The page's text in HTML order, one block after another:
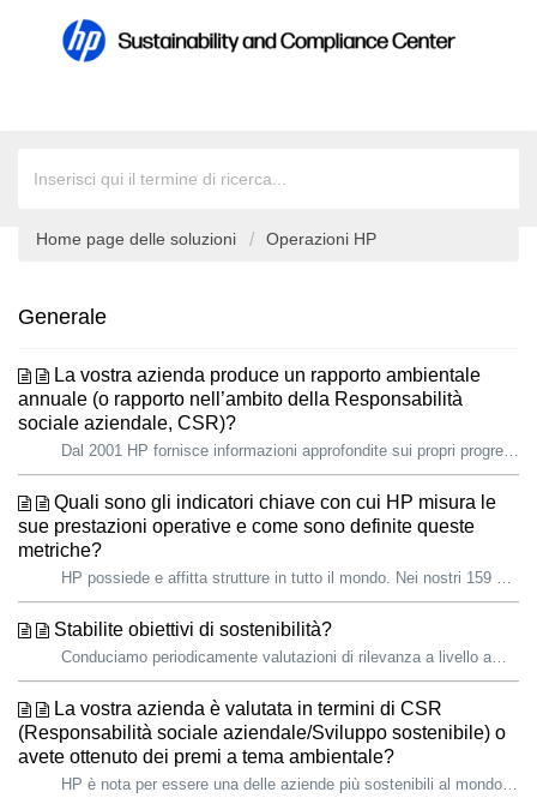
Home page delle soluzioni Operazioni HP
Generale
La vostra azienda produce un rapporto ambientale
annuale (o rapporto nell’ambito della Responsabilità
sociale aziendale, CSR)?
Dal 2001 HP fornisce informazioni approfondite sui propri progressi sociali e ambientali agli stakeholder, tra cui clienti, analisti di settore, investitor...
Quali sono gli indicatori chiave con cui HP misura le
sue prestazioni operative e come sono definite queste
metriche?
HP possiede e affitta strutture in tutto il mondo. Nei nostri 159 siti in 56 Paesi stiamo adottando azioni per ridurre le emissioni di gas serra, il consum...
Stabilite obiettivi di sostenibilità?
Conduciamo periodicamente valutazioni di rilevanza a livello ambientale, sociale e di governance (ESG) per rivedere temi pertinenti in materia di ESG e ri...
La vostra azienda è valutata in termini di CSR
(Responsabilità sociale aziendale/Sviluppo sostenibile) o
avete ottenuto dei premi a tema ambientale?
HP è nota per essere una delle aziende più sostenibili al mondo. Alcuni dei suoi punti di forza sono: Valutazioni del CDP del 2022: l’unica azienda ...